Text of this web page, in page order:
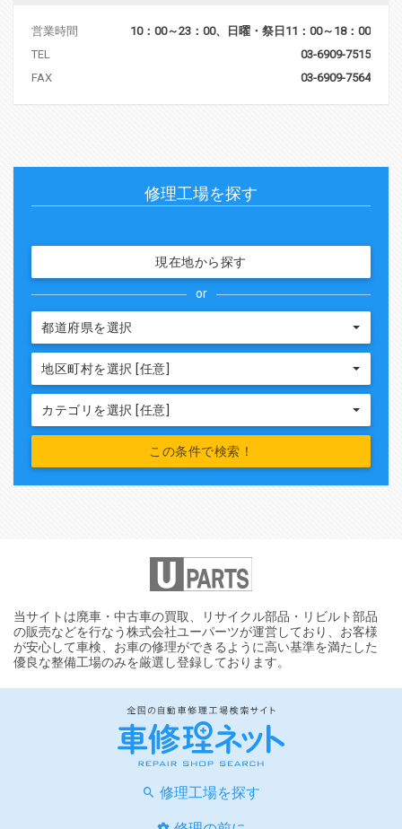
営業時間
10：00～23：00、日曜・祭日11：00～18：00
TEL
03-6909-7515
FAX
03-6909-7564
修理工場を探す
現在地から探す
or
都道府県を選択
地区町村を選択 [任意]
カテゴリを選択 [任意]
当サイトは廃車・中古車の買取、リサイクル部品・リビルト部品
の販売などを行なう株式会社ユーパーツが運営しており、お客様
が安心して車検、お車の修理ができるように高い基準を満たした
優良な整備工場のみを厳選し登録しております。
修理工場を探す